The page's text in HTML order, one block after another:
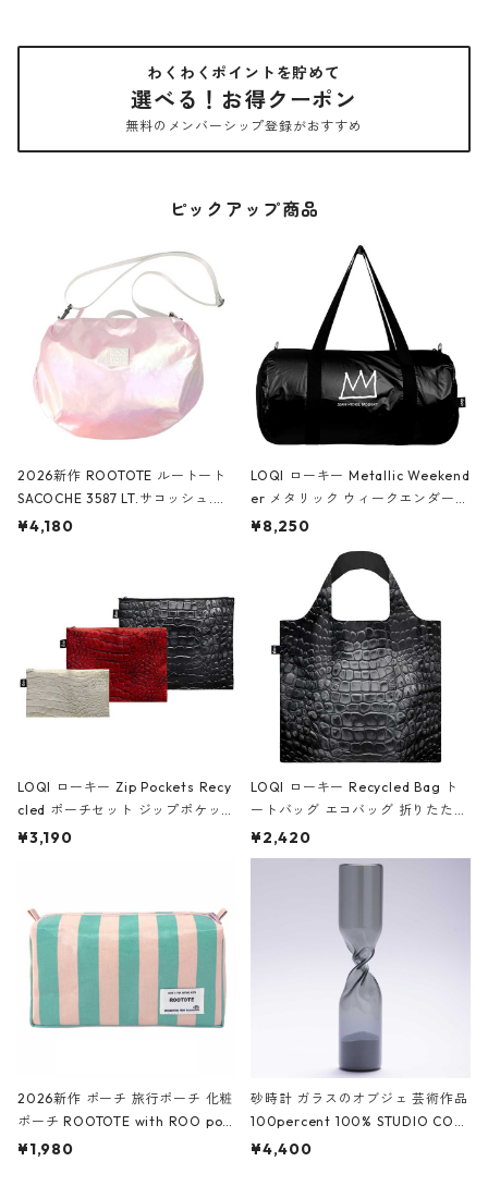
わくわくポイントを貯めて
選べる！お得クーポン
無料のメンバーシップ登録がおすすめ
ピックアップ商品
2026新作 ROOTOTE ルートート
SACOCHE 3587 LT.サコッシュ.ル
ミエ-B ショルダーバッグ グロスピ
¥4,180
LOQI ローキー Metallic Weekend
er メタリック ウィークエンダー
ボストンバッグ ショルダーバッグ
Black ジャン=ミッシェル・バスキ
ア/クラウン ブラック
¥8,250
LOQI ローキー Zip Pockets Recy
cled ポーチセット ジップポケット
ファスナーポーチ 撥水加工 トラベ
ーガンディー、オフホワイト
¥3,190
LOQI ローキー Recycled Bag ト
ートバッグ エコバッグ 折りたたみ
大きめ 撥水加工 収納ポーチ CRO
CODILE/Black クロコダイル/ブラ
¥2,420
2026新作 ポーチ 旅行ポーチ 化粧
ポーチ ROOTOTE with ROO pou
ch 3532 ルートート WR.ポーチ.ラ
¥1,980
砂時計 ガラスのオブジェ 芸術作品
100percent 100% STUDIO COH
AKU Timeless 100パーセント ス
¥4,400